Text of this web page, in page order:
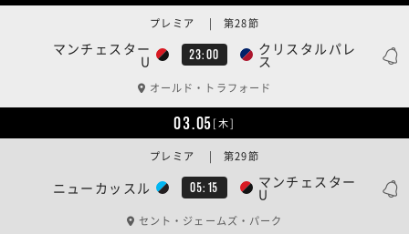
マンチェスター
U 23:00 クリスタルパレ
ス
プレミア | 第28節
オールド・トラフォード
03.05[木]
ニューカッスル 05:15 マンチェスター
U
プレミア | 第29節
セント・ジェームズ・パーク